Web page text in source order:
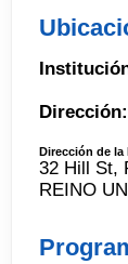
Dirección:
Dirección de
32 Hill St,
REINO